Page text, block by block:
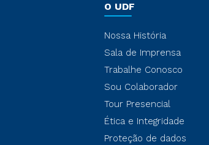
O UDF
Nossa História
Sala de Imprensa
Trabalhe Conosco
Sou Colaborador
Tour Presencial
Ética e Integridade
Proteção de dados